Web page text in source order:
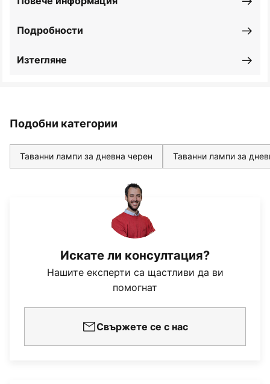
Подробности
Изтегляне
Подобни категории
Таванни лампи за дневна черен Таванни лампи за
Искате ли консултация?
Нашите експерти са щастливи да ви
помогнат
Свържете се с нас